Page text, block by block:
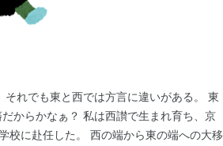
れでも東と西では方言に違いがある。 東
からかなぁ？ 私は西讃で生まれ育ち、京
校に赴任した。 西の端から東の端への大移